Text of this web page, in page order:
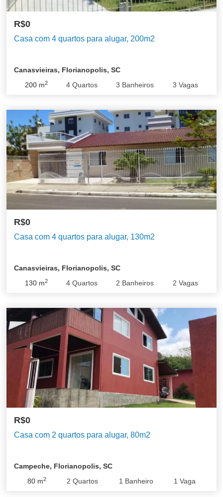
R$0
Casa com 4 quartos para alugar, 200m2
Canasvieiras, Florianopolis, SC
200 m2 4 Quartos 3 Banheiros 3 Vagas
R$0
Casa com 4 quartos para alugar, 130m2
Canasvieiras, Florianopolis, SC
130 m2 4 Quartos 2 Banheiros 2 Vagas
R$0
Casa com 2 quartos para alugar, 80m2
Campeche, Florianopolis, SC
80m2 2 Quartos 1 Banheiro 1 Vaga